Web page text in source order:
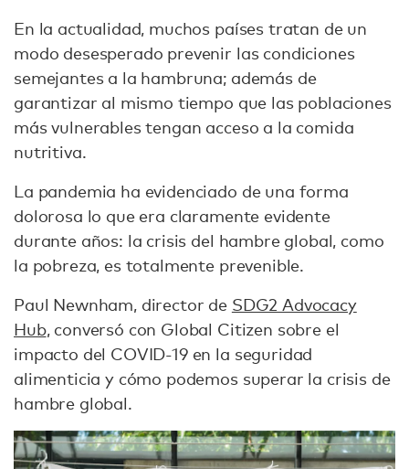
En la actualidad, muchos países tratan de un
modo desesperado prevenir las condiciones
semejantes a la hambruna; además de
garantizar al mismo tiempo que las poblaciones
más vulnerables tengan acceso a la comida
nutritiva.
La pandemia ha evidenciado de una forma
dolorosa lo que era claramente evidente
durante años: la crisis del hambre global, como
la pobreza, es totalmente prevenible.
Paul Newnham, director de SDG2 Advocacy
Hub, conversó con Global Citizen sobre el
impacto del COVID-19 en la seguridad
alimenticia y cómo podemos superar la crisis de
hambre global.